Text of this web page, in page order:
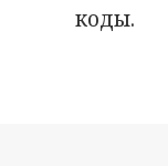
коды.